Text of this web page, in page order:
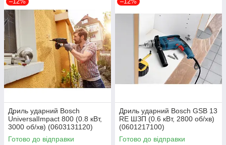
Дриль ударний Bosch
UniversalImpact 800 (0.8 кВт,
3000 об/хв) (0603131120)
Готово до відправки
Дриль ударний Bosch GSB 13
RE ШЗП (0.6 кВт, 2800 об/хв)
(0601217100)
Готово до відправки